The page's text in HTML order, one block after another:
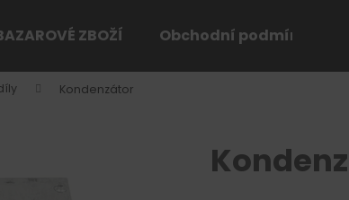
ZBOŽÍ Obchodní podmínky
Kondenzátor
Co potřebujete najít?
HLEDAT